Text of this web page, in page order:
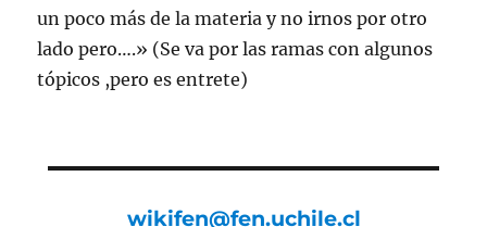
un poco más de la materia y no irnos por otro
lado pero….» (Se va por las ramas con algunos
tópicos ,pero es entrete)
wikifen@fen.uchile.cl